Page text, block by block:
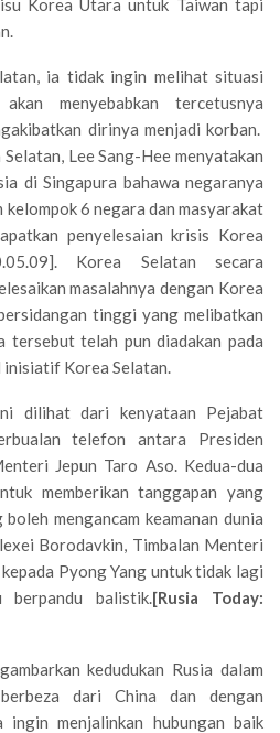
Korea Utara untuk Taiwan tapi
ia tidak ingin melihat situasi
menyebabkan tercetusnya
dirinya menjadi korban.
Lee Sang-Hee menyatakan
di Singapura bahawa negaranya
6 negara dan masyarakat
penyelesaian krisis Korea
Korea Selatan secara
masalahnya dengan Korea
tinggi yang melibatkan
tersebut telah pun diadakan pada
Korea Selatan.
dilihat dari kenyataan Pejabat
telefon antara Presiden
Jepun Taro Aso. Kedua-dua
memberikan tanggapan yang
mengancam keamanan dunia
Borodavkin, Timbalan Menteri
Pyong Yang untuk tidak lagi
berpandu balistik.[Rusia Today:
kedudukan Rusia dalam
dari China dan dengan
ingin menjalinkan hubungan baik